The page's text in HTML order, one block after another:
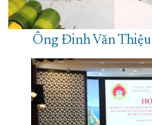
Ông Đinh Văn